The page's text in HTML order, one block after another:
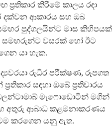
කිරීමේ කාලය රඳා
දක්වන ආකාරය සහ ඔබ
පුද්ගලයින්ට මාස කිහිපයක්
සමහරුන්ට වසරක් හෝ ඊට
යා හැක.
රුධිර පරීක්ෂණ, රූපගත
සඳහා ඔබේ ප්‍රතිචාරය
මැෆොඩොටින් මගින්
අතුරු ආබාධ කළමනාකරණය
කරගෙන යනු ඇත.